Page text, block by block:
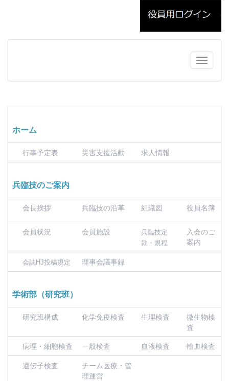
ホーム
行事予定表 災害支援活動 求人情報
兵臨技のご案内
会長挨拶 兵臨技の沿革 組織図 役員名簿
会員状況 会員施設
兵臨技定
款・規程
入会のご
案内
会誌HJ投稿規定 理事会議事録
学術部（研究班）
研究班構成 化学免疫検査 生理検査
微生物検
査
病理・細胞検査
一般検査 血液検査
輸血検査
遺伝子検査
チーム医療・管
理運営